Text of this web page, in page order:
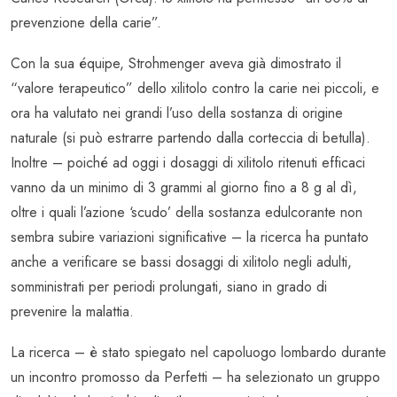
prevenzione della carie”.
Con la sua équipe, Strohmenger aveva già dimostrato il
“valore terapeutico” dello xilitolo contro la carie nei piccoli, e
ora ha valutato nei grandi l’uso della sostanza di origine
naturale (si può estrarre partendo dalla corteccia di betulla).
Inoltre – poiché ad oggi i dosaggi di xilitolo ritenuti efficaci
vanno da un minimo di 3 grammi al giorno fino a 8 g al dì,
oltre i quali l’azione ‘scudo’ della sostanza edulcorante non
sembra subire variazioni significative – la ricerca ha puntato
anche a verificare se bassi dosaggi di xilitolo negli adulti,
somministrati per periodi prolungati, siano in grado di
prevenire la malattia.
La ricerca – è stato spiegato nel capoluogo lombardo durante
un incontro promosso da Perfetti – ha selezionato un gruppo